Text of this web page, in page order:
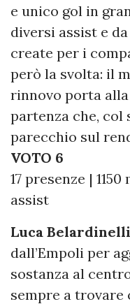
e unico gol in
diversi assist e
create per i
però la svolta: il
rinnovo porta alla
partenza che, col
parecchio sul
VOTO 6
17 presenze |
assist
Luca Belardinelli
dall’Empoli per
sostanza al
sempre a